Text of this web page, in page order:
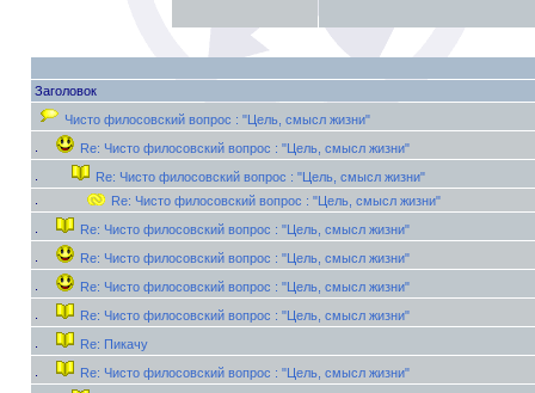
Заголовок
Чисто филосовский вопрос : "Цель, смысл жизни"
Re: Чисто филосовский вопрос : "Цель, смысл жизни"
Re: Чисто филосовский вопрос : "Цель, смысл жизни"
Re: Чисто филосовский вопрос : "Цель, смысл жизни"
Re: Чисто филосовский вопрос : "Цель, смысл жизни"
Re: Чисто филосовский вопрос : "Цель, смысл жизни"
Re: Чисто филосовский вопрос : "Цель, смысл жизни"
Re: Чисто филосовский вопрос : "Цель, смысл жизни"
Re: Пикачу
Re: Чисто филосовский вопрос : "Цель, смысл жизни"